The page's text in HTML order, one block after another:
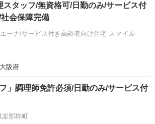
スタッフ/無資格可/日勤のみ/サービス付
会保障完備
ーナ/サービス付き高齢者向け住宅 スマイル
阪府
」調理師免許必須/日勤のみ/サービス付
楽部柊町